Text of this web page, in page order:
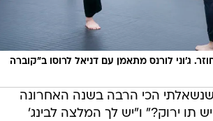
הענקים מ-1984 חוזר. ג'וני לורנס מתאמן עם דניאל לרוסו ב"קוברה
הכי הרבה בשנה האחרונה
תו ירוק?" ו"יש לך המלצה לבינג'